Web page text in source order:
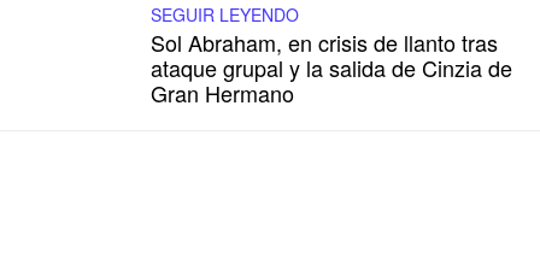
SEGUIR LEYENDO
Sol Abraham, en crisis de llanto tras
ataque grupal y la salida de Cinzia de
Gran Hermano